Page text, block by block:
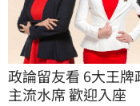
政論留友看 6大王
主流水席 歡迎入座